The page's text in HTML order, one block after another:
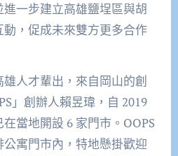
一步建立高雄鹽埕區與胡
，促成未來雙方更多合作
人才輩出，來自岡山的創
」創辦人賴昱瑋，自 2019
當地開設 6 家門市。OOPS
寓門市內，特地懸掛歡迎